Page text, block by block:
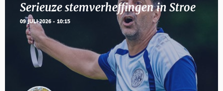
Serieuze stemverheffingen in Stroe
09 JULI 2026 - 10:15